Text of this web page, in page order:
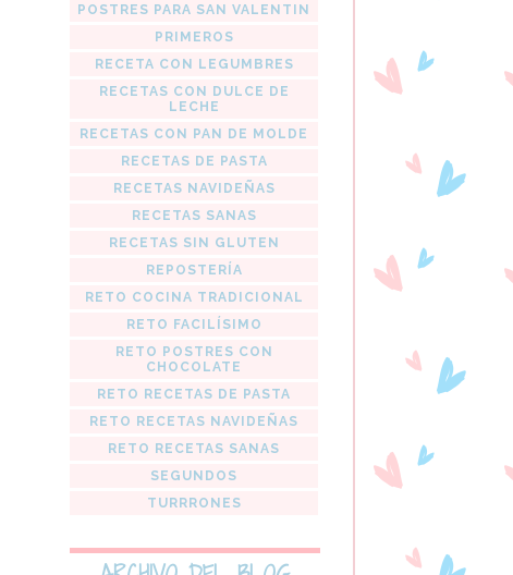
POSTRES PARA SAN VALENTIN
PRIMEROS
RECETA CON LEGUMBRES
RECETAS CON DULCE DE
LECHE
RECETAS CON PAN DE MOLDE
RECETAS DE PASTA
RECETAS NAVIDEÑAS
RECETAS SANAS
RECETAS SIN GLUTEN
REPOSTERÍA
RETO COCINA TRADICIONAL
RETO FACILÍSIMO
RETO POSTRES CON
CHOCOLATE
RETO RECETAS DE PASTA
RETO RECETAS NAVIDEÑAS
RETO RECETAS SANAS
SEGUNDOS
TURRRONES